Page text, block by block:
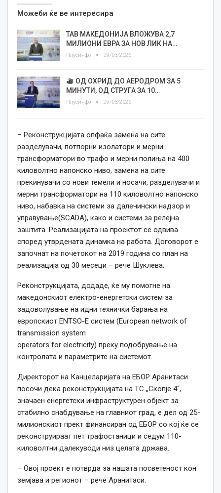
Можеби ќе ве интересира
ТАВ МАКЕДОНИЈА ВЛОЖУВА 2,7
МИЛИОНИ ЕВРА ЗА НОВ ЛИК НА…
Плусинфо 29/03/2026
ОД ОХРИД ДО АЕРОДРОМ ЗА 5
МИНУТИ, ОД СТРУГА ЗА 10…
Плусинфо 29/03/2026
– Реконструкцијата опфаќа замена на сите
разделувачи, потпорни изолатори и мерни
трансформатори во трафо и мерни полиња на 400
киловолтно напонско ниво, замена на сите
прекинувачи со нови темели и носачи, разделувачи и
мерни трансформатори на 110 киловолтно напонско
ниво, набавка на системи за далечински надзор и
управување(SCADA), како и системи за релејна
заштита. Реализацијата на проектот се одвива
според утврдената динамка на работа. Договорот е
започнат на почетокот на 2019 година со план на
реализација од 30 месеци – рече Шуклева.
Реконструкцијата, додаде, ќе му помогне на
македонскиот електро-енергетски систем за
задоволување на идни технички барања на
европскиот ENTSO-E систем (European network of
transmission system
operators for electricity) преку подобрување на
контролата и параметрите на системот.
Директорот на Канцеларијата на ЕБОР Аранитаси
посочи дека реконструкцијата на ТС „Скопје 4“,
значаен енергетски инфраструктурен објект за
стабилно снабдување на главниот град, е дел од 25-
милионскиот прект финансиран од ЕБОР со кој ќе се
реконструираат пет трафостаници и седум 110-
киловолтни далекуводи низ целата држава.
– Овој проект е потврда за нашата посветеност кон
земјава и регионот – рече Аранитаси.